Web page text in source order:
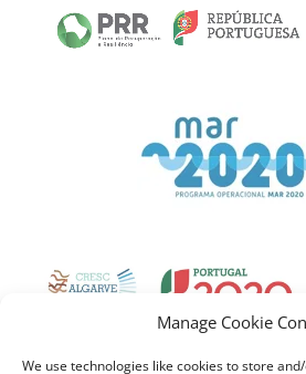
Manage Cookie
We use technologies like cookies to store
Gallery